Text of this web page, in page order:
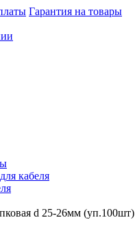
Гарантия на товары
кабеля
d 25-26мм